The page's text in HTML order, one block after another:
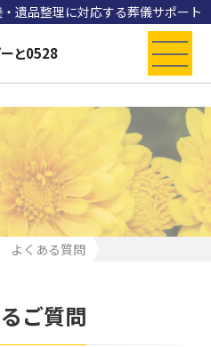
遺品整理に対応する葬儀サポート
ーと0528
よくある質問
ご質問